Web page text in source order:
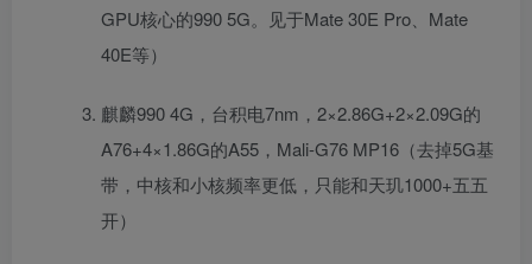
GPU核心的990 5G。见于Mate 30E Pro、Mate
40E等）
麒麟990 4G，台积电7nm，2×2.86G+2×2.09G的
A76+4×1.86G的A55，Mali-G76 MP16（去掉5G基
带，中核和小核频率更低，只能和天玑1000+五五
开）